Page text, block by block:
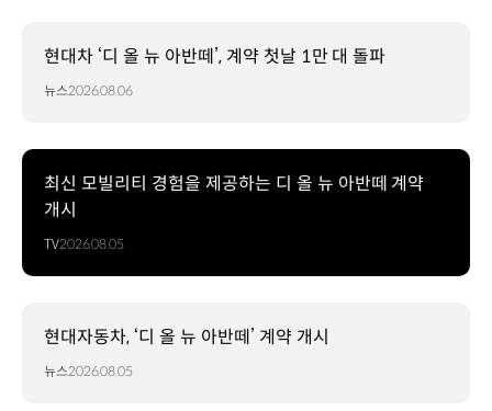
현대차 ‘디 올 뉴 아반떼’, 계약 첫날 1만 대 돌파
뉴스2026.08.06
최신 모빌리티 경험을 제공하는 디 올 뉴 아반떼 계약
개시
TV2026.08.05
현대자동차, ‘디 올 뉴 아반떼’ 계약 개시
뉴스2026.08.05